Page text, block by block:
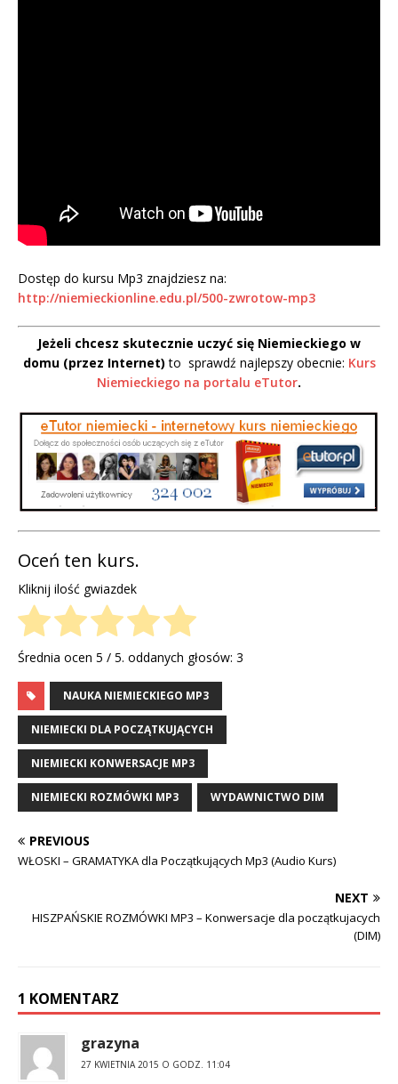
Dostęp do kursu Mp3 znajdziesz na:
http://niemieckionline.edu.pl/500-zwrotow-mp3
Jeżeli chcesz skutecznie uczyć się Niemieckiego w
domu (przez Internet)to sprawdź najlepszy obecnie: Kurs
Niemieckiego na portalu eTutor.
Oceń ten kurs.
Kliknij ilość gwiazdek
Średnia ocen 5 / 5. oddanych głosów: 3
NAUKA NIEMIECKIEGO MP3
NIEMIECKI DLA POCZĄTKUJĄCYCH
NIEMIECKI KONWERSACJE MP3
NIEMIECKI ROZMÓWKI MP3 WYDAWNICTWO DIM
PREVIOUS
WŁOSKI – GRAMATYKA dla Początkujących Mp3 (Audio Kurs)
NEXT
HISZPAŃSKIE ROZMÓWKI MP3 – Konwersacje dla początkujacych
(DIM)
1 KOMENTARZ
grazyna
27 KWIETNIA 2015 O GODZ. 11:04